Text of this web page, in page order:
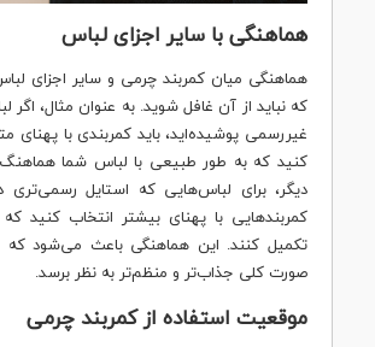
هماهنگی با سایر اجزای لباس
هماهنگی میان کمربند چرمی و سایر اجزای
که نباید از آن غافل شوید. به عنوان مثال، اگر
غیررسمی پوشیده‌اید، باید کمربندی با پهنای
کنید که به طور طبیعی با لباس شما
دیگر، برای لباس‌هایی که استایل رسمی‌تری
کمربندهایی با پهنای بیشتر انتخاب کنید
تکمیل کنند. این هماهنگی باعث می‌شود که
صورت کلی جذاب‌تر و منظم‌تر به نظر برسد.
موقعیت استفاده از کمربند چرمی